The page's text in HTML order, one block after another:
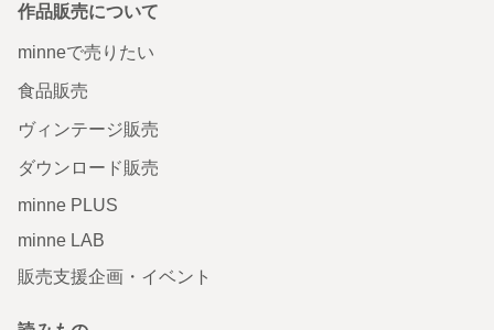
作品販売について
minneで売りたい
食品販売
ヴィンテージ販売
ダウンロード販売
minne PLUS
minne LAB
販売支援企画・イベント